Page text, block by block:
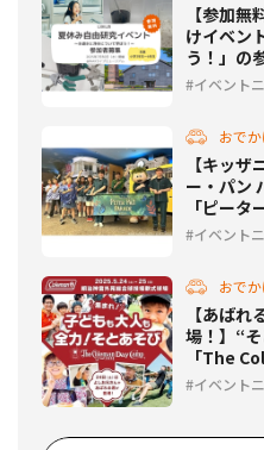
【参加
けイベン
う！」の
イベント
おで
【キッ
ー・パン
「ピー
も開催！
イベント
おで
【あば
場！】“
「The
催！
イベント